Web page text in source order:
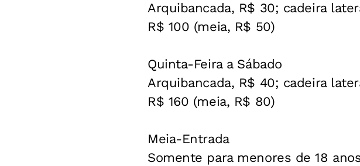
Arquibancada, R$ 30; cadeira
R$ 100 (meia, R$ 50)
Quinta-Feira a Sábado
Arquibancada, R$ 40; cadeira
R$ 160 (meia, R$ 80)
Meia-Entrada
Somente para menores de 18